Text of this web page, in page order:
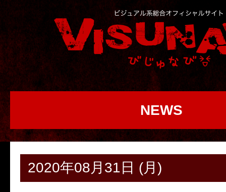
NEWS
2020年08月31日 (月)